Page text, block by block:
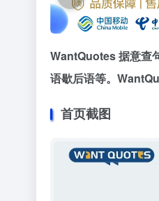
WantQuotes 据意查
语歇后语等。
首页截图